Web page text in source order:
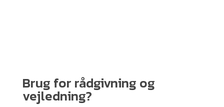
Brug for rådgivning og
vejledning?